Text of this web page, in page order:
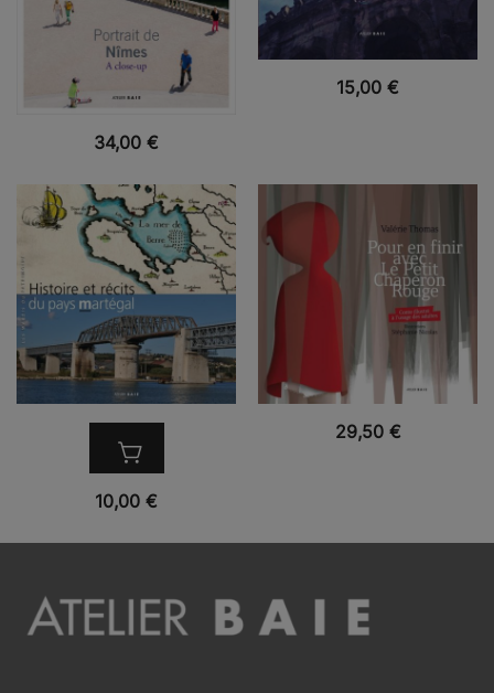
VUE RAPIDE
34,00 €
VUE RAPIDE
15,00 €
VUE RAPIDE
10,00 €
VUE RAPIDE
29,50 €